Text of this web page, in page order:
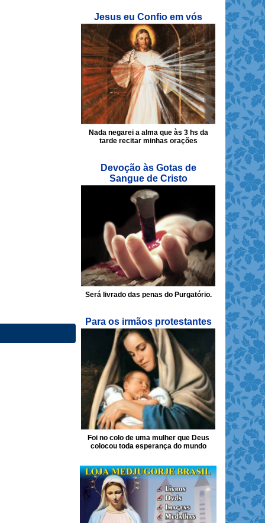
Jesus eu Confio em vós
Nada negarei a alma que às 3 hs da
tarde recitar minhas orações
Devoção às Gotas de
Sangue de Cristo
Será livrado das penas do Purgatório.
Para os irmãos protestantes
Foi no colo de uma mulher que Deus
colocou toda esperança do mundo